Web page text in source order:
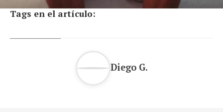
Tags en el artículo:
Diego G.